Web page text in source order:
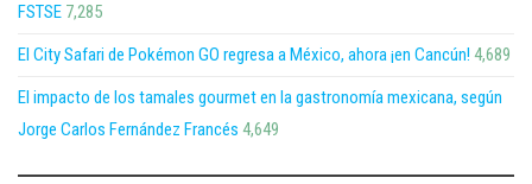
FSTSE 7,285
El City Safari de Pokémon GO regresa a México, ahora ¡en Cancún! 4,689
El impacto de los tamales gourmet en la gastronomía mexicana, según
Jorge Carlos Fernández Francés 4,649